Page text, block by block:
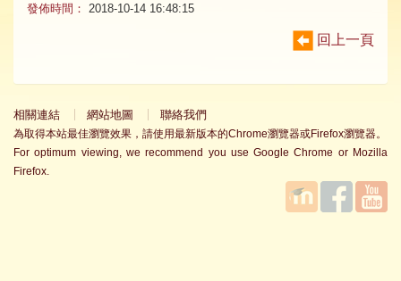
發佈時間：
2018-10-14 16:48:15
回上一頁
相關連結 網站地圖 聯絡我們
為取得本站最佳瀏覽效果，請使用最新版本的Chrome瀏覽器或Firefox瀏覽器。
For optimum viewing, we recommend you use Google Chrome or Mozilla
Firefox.